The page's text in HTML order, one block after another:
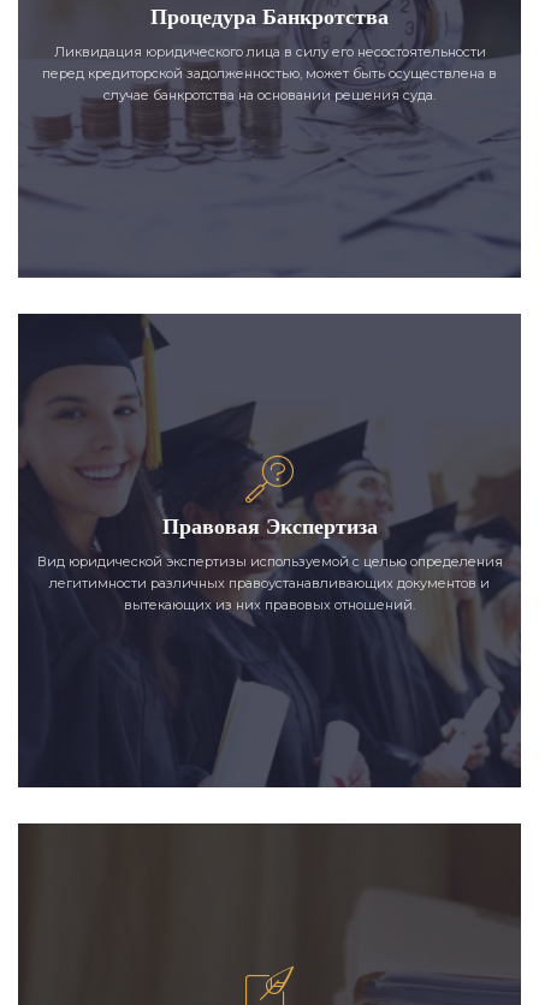
Процедура Банкротства
Ликвидация юридического лица в силу его несостоятельности
перед кредиторской задолженностью, может быть осуществлена в
случае банкротства на основании решения суда.
Правовая Экспертиза
Вид юридической экспертизы используемой с целью определения
легитимности различных правоустанавливающих документов и
вытекающих из них правовых отношений.